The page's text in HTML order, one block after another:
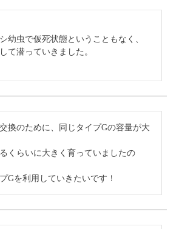
幼虫で仮死状態ということもなく、
て潜っていきました。
換のために、同じタイプGの容量が大
くらいに大きく育っていましたの
Gを利用していきたいです！